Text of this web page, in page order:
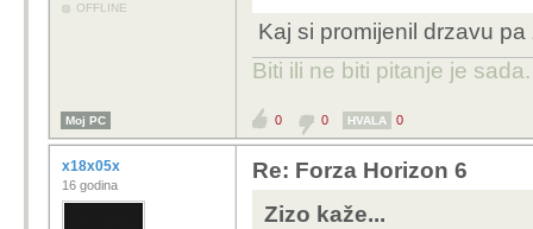
OFFLINE
Kaj si promijenil drzavu
Biti ili ne biti pitanje je sada.
Moj PC 0 0 HVALA 0
x18x05x
16 godina
Re: Forza Horizon 6
Zizo kaže...